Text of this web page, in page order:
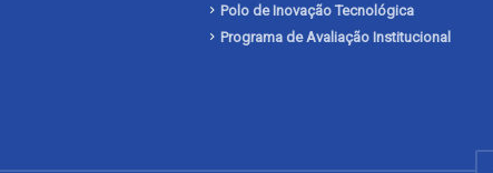
Polo de Inovação Tecnológica
Programa de Avaliação Institucional